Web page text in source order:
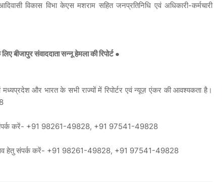
विकास विभा केएस मशराम सहित जनप्रतिनिधि एवं अधिकारी-कर्मचारी
बीजापुर संवाददाता सन्नू हेमला की रिपोर्ट ●
और भारत के सभी राज्यों में रिपोर्टर एवं न्यूज़ एंकर की आवश्यकता है।
संपर्क करें- +91 98261-49828, +91 97541-49828
हेतु संपर्क करें- +91 98261-49828, +91 97541-49828